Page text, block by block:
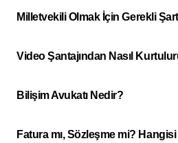
Milletvekili Olmak İçin Gerekli
Video Şantajından Nasıl
Bilişim Avukatı Nedir?
Fatura mı, Sözleşme mi?